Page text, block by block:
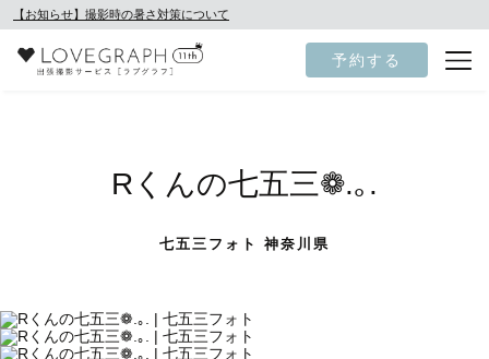
【お知らせ】撮影時の暑さ対策について
予約する
Rくんの七五三❁.｡.
七五三フォト 神奈川県